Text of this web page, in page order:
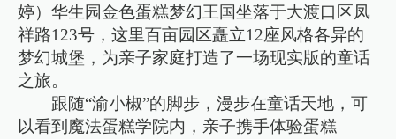
婷）华生园金色蛋糕梦幻王国坐落于大渡口区凤
祥路123号，这里百亩园区矗立12座风格各异的
梦幻城堡，为亲子家庭打造了一场现实版的童话
之旅。
跟随“渝小椒”的脚步，漫步在童话天地，可
以看到魔法蛋糕学院内，亲子携手体验蛋糕